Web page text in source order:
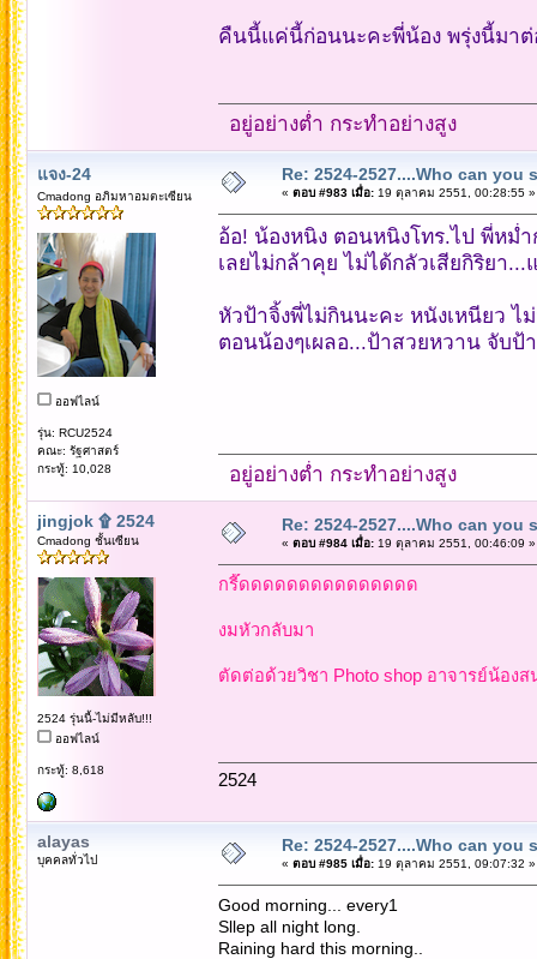
คืนนี้แค่นี้ก่อนนะคะพี่น้อง พรุ่งนี้มาต่
อยู่อย่างต่ำ กระทำอย่างสูง
แจง-24
Cmadong อภิมหาอมตะเซียน
ออฟไลน์
รุ่น: RCU2524
คณะ: รัฐศาสตร์
กระทู้: 10,028
Re: 2524-2527....Who can you
« ตอบ #983 เมื่อ:19 ตุลาคม 2551, 00:28:55 »
อ้อ! น้องหนิง ตอนหนิงโทร.ไป พี่หม่ำ
เลยไม่กล้าคุย ไม่ได้กลัวเสียกิริยา
หัวป้าจิ้งพี่ไม่กินนะคะ หนังเหนียว ไ
ตอนน้องๆเผลอ...ป้าสวยหวาน จับป้
อยู่อย่างต่ำ กระทำอย่างสูง
jingjok ۩ 2524
Cmadong ชั้นเซียน
2524 รุ่นนี้-ไม่มีหลับ!!!
ออฟไลน์
กระทู้: 8,618
Re: 2524-2527....Who can you
« ตอบ #984 เมื่อ:19 ตุลาคม 2551, 00:46:09 »
กรี๊ดดดดดดดดดดดดดดด
งมหัวกลับมา
ตัดต่อด้วยวิชา Photo shop อาจารย์น้องส
2524
alayas
บุคคลทั่วไป
Re: 2524-2527....Who can you
« ตอบ #985 เมื่อ:19 ตุลาคม 2551, 09:07:32 »
Good morning... every1
Sllep all night long.
Raining hard this morning..